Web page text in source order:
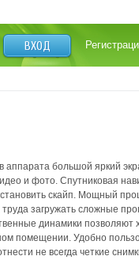
ВХОД
аппарата большой яркий
и фото. Спутниковая
скайп. Мощный
загружать сложные
динамики
помещении. Удобно
не всегда четкие